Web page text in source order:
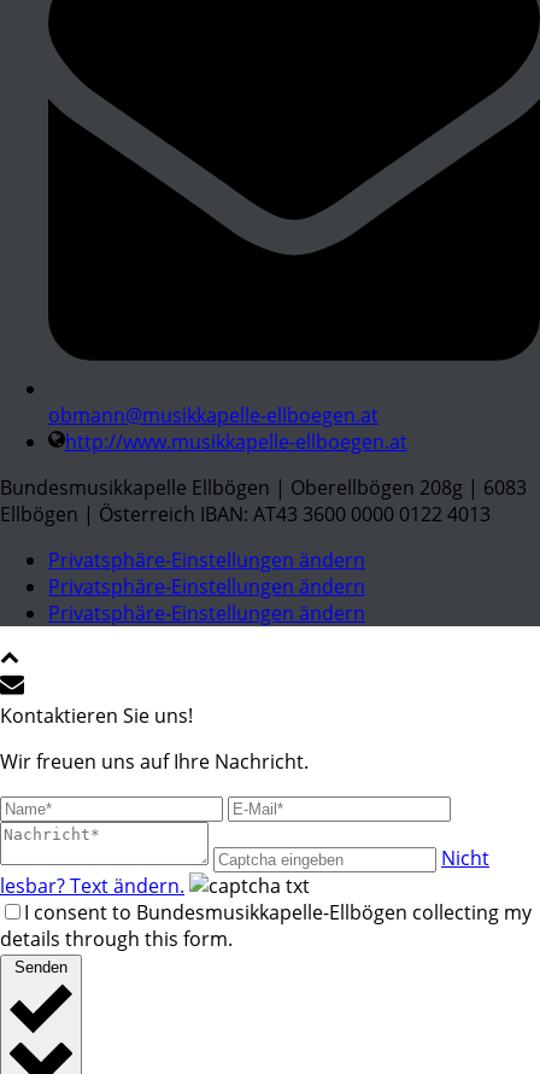
obmann@musikkapelle-ellboegen.at
http://www.musikkapelle-ellboegen.at
Bundesmusikkapelle Ellbögen | Oberellbögen 208g | 6083
Ellbögen | Österreich IBAN: AT43 3600 0000 0122 4013
Privatsphäre-Einstellungen ändern
Privatsphäre-Einstellungen ändern
Privatsphäre-Einstellungen ändern
Kontaktieren Sie uns!
Wir freuen uns auf Ihre Nachricht.
Nicht
lesbar? Text ändern.
I consent to Bundesmusikkapelle-Ellbögen collecting my
details through this form.
Senden